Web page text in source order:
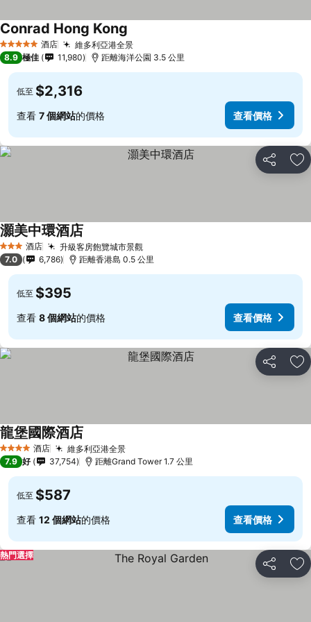
5 星級 酒店 維多利亞港全景
Conrad Hong Kong
8.9 極佳 11,980 距離海洋公園 3.5 公里
低至 $2,316
查看 7 個網站的價格 查看價格
分享 放
3 星級 酒店 升級客房飽覽城市景觀
灝美中環酒店
7.0 6,786 距離香港島 0.5 公里
低至 $395
查看 8 個網站的價格 查看價格
分享 放
4 星級 酒店 維多利亞港全景
龍堡國際酒店
7.9 好 37,754 距離Grand Tower 1.7 公里
低至 $587
查看 12 個網站的價格 查看價格
分享 放
熱門選擇